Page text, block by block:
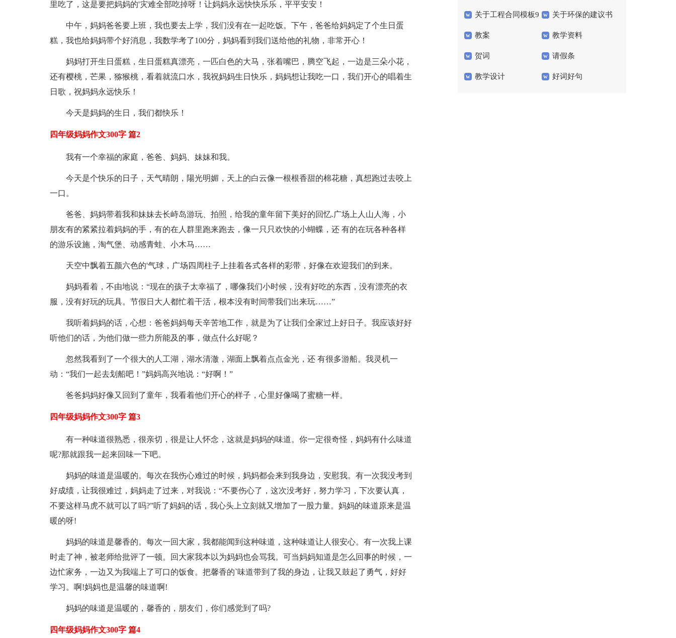
里吃了，这是要把妈妈的'灾难全部吃掉呀！让妈妈永远快快乐乐，平平安安！
中午，妈妈爸爸要上班，我也要去上学，我们没有在一起吃饭。下午，爸爸给妈妈定了个生日蛋
糕，我也给妈妈带个好消息，我数学考了100分，妈妈看到我们送给他的礼物，非常开心！
妈妈打开生日蛋糕，生日蛋糕真漂亮，一匹白色的大马，张着嘴巴，腾空飞起，一边是三朵小花，
还有樱桃，芒果，猕猴桃，看着就流口水，我祝妈妈生日快乐，妈妈想让我吃一口，我们开心的唱着生
日歌，祝妈妈永远快乐！
今天是妈妈的生日，我们都快乐！
四年级妈妈作文300字 篇2
我有一个幸福的家庭，爸爸、妈妈、妹妹和我。
今天是个快乐的日子，天气晴朗，陽光明媚，天上的白云像一根根香甜的棉花糖，真想跑过去咬上
一口。
爸爸、妈妈带着我和妹妹去长峙岛游玩、拍照，给我的童年留下美好的回忆.广场上人山人海，小
朋友有的紧紧拉着妈妈的手，有的在人群里跑来跑去，像一只只欢快的小蝴蝶，还 有的在玩各种各样
的游乐设施，淘气堡、动感青蛙、小木马……
天空中飘着五颜六色的'气球，广场四周柱子上挂着各式各样的彩带，好像在欢迎我们的到来。
妈妈看着，不由地说：“现在的孩子太幸福了，哪像我们小时候，没有好吃的东西，没有漂亮的衣
服，没有好玩的玩具。节假日大人都忙着干活，根本没有时间带我们出来玩……”
我听着妈妈的话，心想：爸爸妈妈每天辛苦地工作，就是为了让我们全家过上好日子。我应该好好
听他们的话，为他们做一些力所能及的事，做点什么好呢？
忽然我看到了一个很大的人工湖，湖水清澈，湖面上飘着点点金光，还 有很多游船。我灵机一
动：“我们一起去划船吧！”妈妈高兴地说：“好啊！”
爸爸妈妈好像又回到了童年，我看着他们开心的样子，心里好像喝了蜜糖一样。
四年级妈妈作文300字 篇3
有一种味道很熟悉，很亲切，很是让人怀念，这就是妈妈的味道。你一定很奇怪，妈妈有什么味道
呢?那就跟我一起来回味一下吧。
妈妈的味道是温暖的。每次在我伤心难过的时候，妈妈都会来到我身边，安慰我。有一次我没考到
好成绩，让我很难过，妈妈走了过来，对我说：“不要伤心了，这次没考好，努力学习，下次要认真，
不要这样马虎不就可以了吗?”听了妈妈的话，我心头上立刻就又增加了一股力量。妈妈的味道原来是温
暖的呀!
妈妈的味道是馨香的。每次一回大家，我都能闻到这种味道，这种味道让人很安心。有一次我上课
时走了神，被老师给批评了一顿。回大家我本以为妈妈也会骂我。可当妈妈知道是怎么回事的时候，一
边忙家务，一边又为我端上了可口的饭食。把馨香的`味道带到了我的身边，让我又鼓起了勇气，好好
学习。啊!妈妈也是温馨的味道啊!
妈妈的味道是温暖的，馨香的，朋友们，你们感觉到了吗?
四年级妈妈作文300字 篇4
案三篇 （精选5篇）
关于工程合同模板9
篇
关于环保的建议书
教案 教学资料
贺词 请假条
教学设计 好词好句